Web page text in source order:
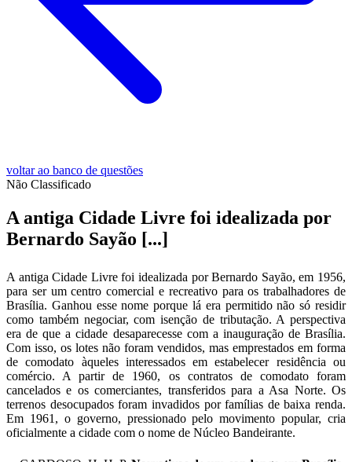
voltar ao banco de questões
Não Classificado
A antiga Cidade Livre foi idealizada por
Bernardo Sayão [...]
A antiga Cidade Livre foi idealizada por Bernardo Sayão, em 1956,
para ser um centro comercial e recreativo para os trabalhadores de
Brasília. Ganhou esse nome porque lá era permitido não só residir
como também negociar, com isenção de tributação. A perspectiva
era de que a cidade desaparecesse com a inauguração de Brasília.
Com isso, os lotes não foram vendidos, mas emprestados em forma
de comodato àqueles interessados em estabelecer residência ou
comércio. A partir de 1960, os contratos de comodato foram
cancelados e os comerciantes, transferidos para a Asa Norte. Os
terrenos desocupados foram invadidos por famílias de baixa renda.
Em 1961, o governo, pressionado pelo movimento popular, cria
oficialmente a cidade com o nome de Núcleo Bandeirante.